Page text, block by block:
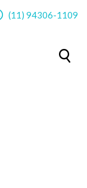
(11) 94306-1109